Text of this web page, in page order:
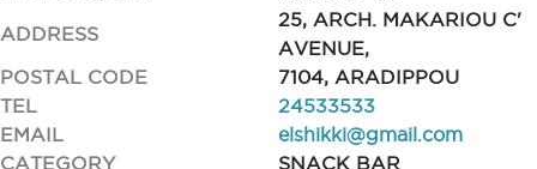
ADDRESS
25, ARCH. MAKARIOU C'
AVENUE,
POSTAL CODE
7104, ARADIPPOU
TEL
24533533
EMAIL
elshikki@gmail.com
CATEGORY
SNACK BAR